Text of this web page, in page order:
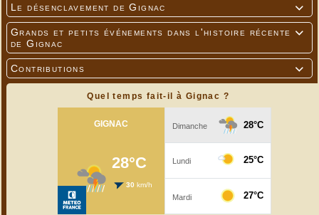

Le désenclavement de Gignac

Grands et petits événements dans l'histoire récente
de Gignac

Contributions
Quel temps fait-il à Gignac ?